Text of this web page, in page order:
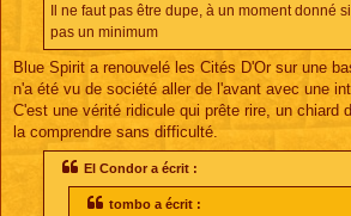
Il ne faut pas être dupe, à un moment donné
pas un minimum
Blue Spirit a renouvelé les Cités D'Or sur une
n'a été vu de société aller de l'avant avec une
C'est une vérité ridicule qui prête rire, un chiard
la comprendre sans difficulté.
El Condor a écrit :
tombo a écrit :